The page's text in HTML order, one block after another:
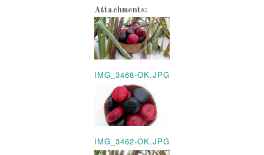
Attachments:
IMG_3468-OK.JPG
IMG_3462-OK.JPG